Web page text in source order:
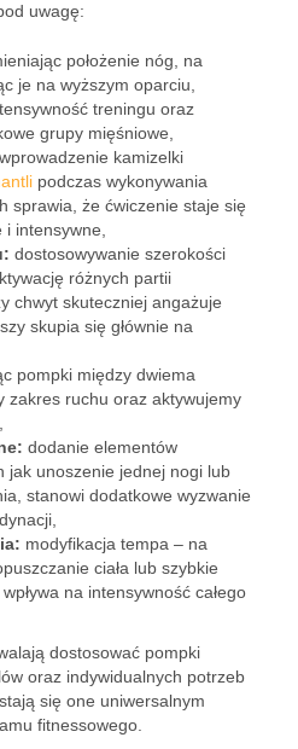
uwagę:
położenie nóg, na
je na wyższym oparciu,
treningu oraz
grupy mięśniowe,
wprowadzenie kamizelki
podczas wykonywania
sprawia, że ćwiczenie staje się
intensywne,
dostosowywanie szerokości
różnych partii
chwyt skuteczniej angażuje
skupia się głównie na
pompki między dwiema
zakres ruchu oraz aktywujemy
dodanie elementów
jak unoszenie jednej nogi lub
stanowi dodatkowe wyzwanie
modyfikacja tempa – na
ciała lub szybkie
na intensywność całego
dostosować pompki
oraz indywidualnych potrzeb
się one uniwersalnym
fitnessowego.